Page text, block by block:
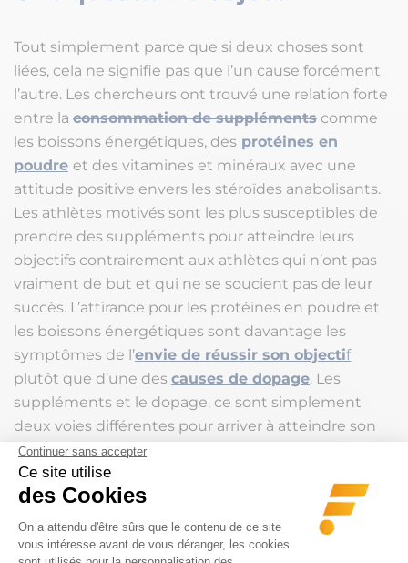
Tout simplement parce que si deux choses sont
liées, cela ne signifie pas que l’un cause forcément
l’autre. Les chercheurs ont trouvé une relation forte
entre la consommation de suppléments comme
les boissons énergétiques, des protéines en
poudre et des vitamines et minéraux avec une
attitude positive envers les stéroïdes anabolisants.
Les athlètes motivés sont les plus susceptibles de
prendre des suppléments pour atteindre leurs
objectifs contrairement aux athlètes qui n’ont pas
vraiment de but et qui ne se soucient pas de leur
succès. L’attirance pour les protéines en poudre et
les boissons énergétiques sont davantage les
symptômes de l’envie de réussir son objectif
plutôt que d’une des causes de dopage. Les
suppléments et le dopage, ce sont simplement
deux voies différentes pour arriver à atteindre son
but, même si l’une est raisonnable et l’autre pas.
(Journal International Society Sports Nutrition, 11:13, 2014) Photo